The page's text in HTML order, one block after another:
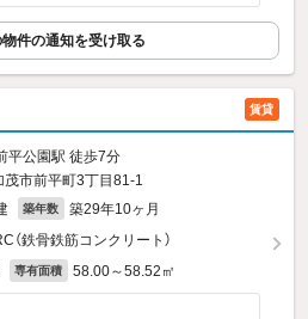
件の通知を受け取る
賃貸
平公園駅 徒歩7分
市前平町3丁目81‐1
築年数 築29年10ヶ月
（鉄骨鉄筋コンクリート）
専有面積 58.00～58.52㎡